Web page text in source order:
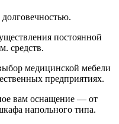
постоянной
средств.
медицинской мебели
предприятиях.
вам оснащение — от
напольного типа.